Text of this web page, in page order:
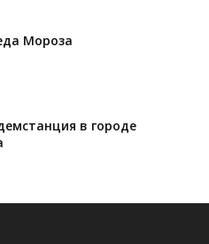
Мороза
в городе